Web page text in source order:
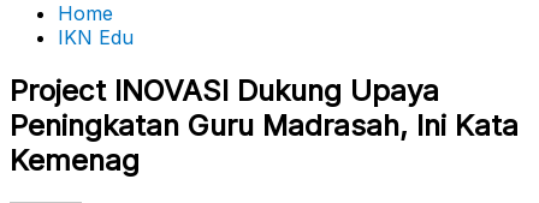
Home
IKN Edu
Project INOVASI Dukung Upaya
Peningkatan Guru Madrasah, Ini Kata
Kemenag